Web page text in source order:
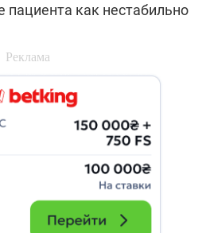
пациента как нестабильно